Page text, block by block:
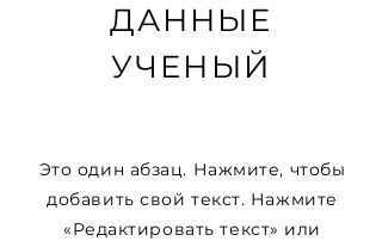
ДАННЫЕ
УЧЕНЫЙ
Это один абзац. Нажмите, чтобы
добавить свой текст. Нажмите
«Редактировать текст» или